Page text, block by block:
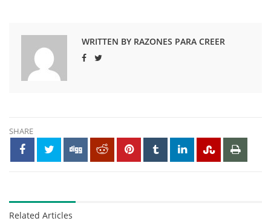
WRITTEN BY RAZONES PARA CREER
SHARE
Related Articles